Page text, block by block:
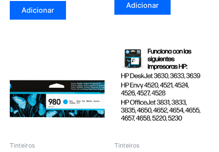
Adicionar
Adicionar
Tinteiros Tinteiros